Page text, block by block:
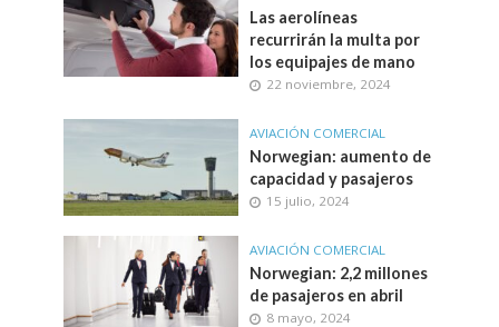
Las aerolíneas
recurrirán la multa por
los equipajes de mano
22 noviembre, 2024
AVIACIÓN COMERCIAL
Norwegian: aumento de
capacidad y pasajeros
15 julio, 2024
AVIACIÓN COMERCIAL
Norwegian: 2,2 millones
de pasajeros en abril
8 mayo, 2024